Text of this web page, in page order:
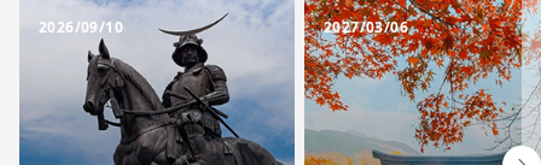
2026/09/10 2027/03/06